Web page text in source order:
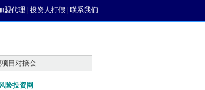
盟代理 投资人打假 联系我们
目对接会
险投资网